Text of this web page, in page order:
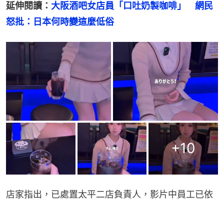
延伸閱讀： 大阪酒吧女店員「口吐奶製咖啡」　網民
怒批：日本何時變這麼低俗
+10
店家指出，已處置太平二店負責人，影片中員工已依